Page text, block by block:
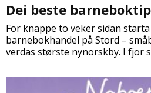
Dei beste
For knappe to veker sidan
barnebokhandel på Stord –
verdas største nynorskby. I fjor